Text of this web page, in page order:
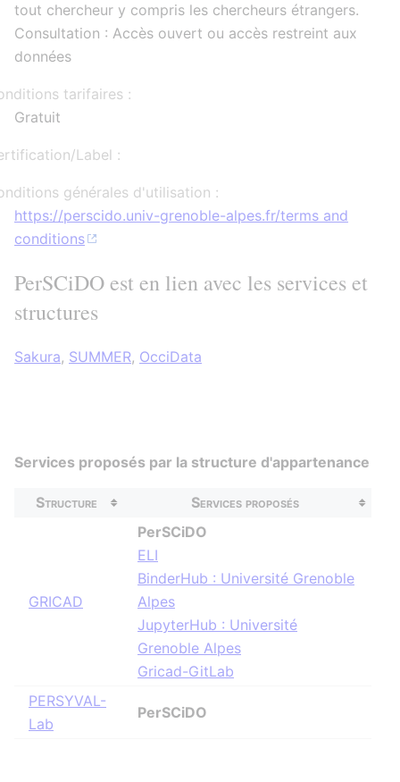
tout chercheur y compris les chercheurs étrangers.
Consultation : Accès ouvert ou accès restreint aux
données
tarifaires :
Gratuit
Label :
générales d'utilisation :
https://perscido.univ-grenoble-alpes.fr/terms and
conditions
PerSCiDO est en lien avec les services et
structures
Sakura, SUMMER, OcciData
Services proposés par la structure d'appartenance
Structure Services proposés
GRICAD
PerSCiDO
ELI
BinderHub : Université Grenoble
Alpes
JupyterHub : Université
Grenoble Alpes
Gricad-GitLab
PERSYVAL-
Lab
PerSCiDO